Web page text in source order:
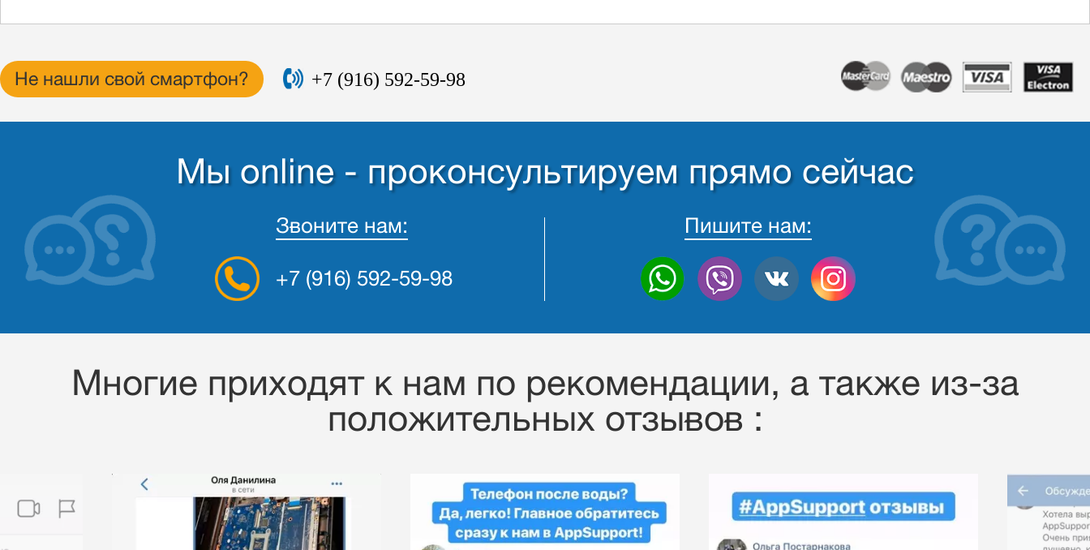
Не нашли свой смартфон? +7 (916) 592-59-98
Мы online - проконсультируем прямо сейчас
Звоните нам:
+7 (916) 592-59-98
Пишите нам:
Многие приходят к нам по рекомендации, a также из-за
положительных отзывов :